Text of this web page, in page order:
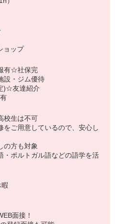
ョップ
有☆社保完
設・ジム優待
)☆友達紹介
生は不可
をご用意しているので、安心し
の方も対象
ポルトガル語などの語学を活
面接！